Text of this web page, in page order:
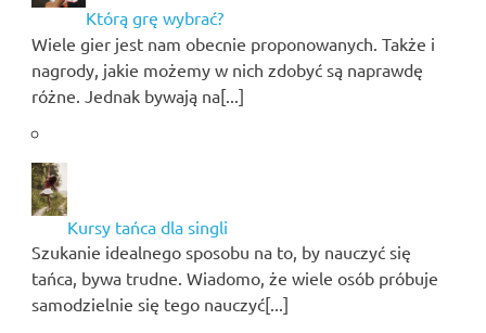
Którą grę wybrać?
Wiele gier jest nam obecnie proponowanych. Także i
nagrody, jakie możemy w nich zdobyć są naprawdę
różne. Jednak bywają na[...]
Kursy tańca dla singli
Szukanie idealnego sposobu na to, by nauczyć się
tańca, bywa trudne. Wiadomo, że wiele osób próbuje
samodzielnie się tego nauczyć[...]